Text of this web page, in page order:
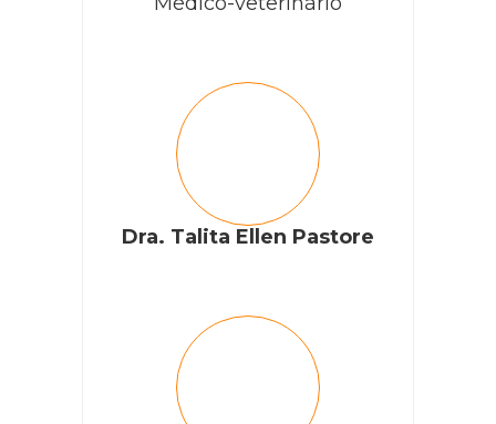
Dra. Talita Ellen Pastore